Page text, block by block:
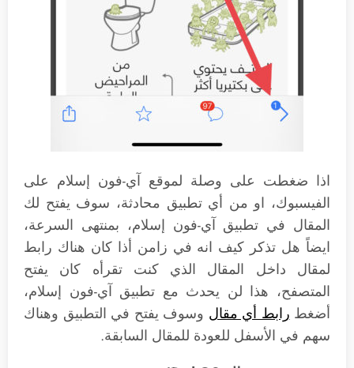
اذا ضغطت على وصلة لموقع آي-فون إسلام على
الفيسبوك، او من أي تطبيق محادثة، سوف يفتح لك
المقال في تطبيق آي-فون إسلام، بمنتهى السرعة،
ايضاً هل تذكر كيف انه في زامن أذا كان هناك رابط
لمقال داخل المقال الذي كنت تقرأه كان يفتح
المتصفح، هذا لن يحدث مع تطبيق آي-فون إسلام،
أضغط رابط أي مقال وسوف يفتح في التطبيق وهناك
سهم في الأسفل للعودة للمقال السابقة.